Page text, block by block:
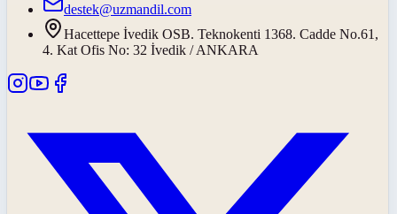
destek@uzmandil.com
Hacettepe İvedik OSB. Teknokenti 1368. Cadde No.61,
4. Kat Ofis No: 32 İvedik / ANKARA